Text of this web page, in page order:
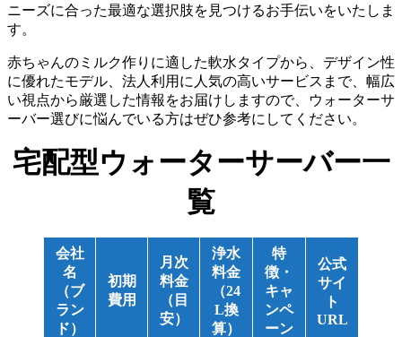
ニーズに合った最適な選択肢を見つけるお手伝いをいたしま
す。
赤ちゃんのミルク作りに適した軟水タイプから、デザイン性
に優れたモデル、法人利用に人気の高いサービスまで、幅広
い視点から厳選した情報をお届けしますので、ウォーターサ
ーバー選びに悩んでいる方はぜひ参考にしてください。
宅配型ウォーターサーバー一
覧
会社
名
（ブ
ラン
ド）
初期
費用
月次
料金
（目
安）
浄水
料金
（24
L換
算）
特
徴・
キャ
ンペ
ーン
公式
サイ
ト
URL